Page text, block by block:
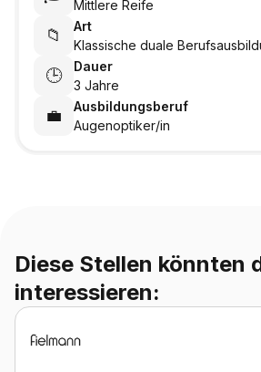
Mittlere Reife
📁
Art
Klassische duale
🕒
Dauer
3 Jahre
💼
Ausbildungsberuf
Augenoptiker/in
Diese Stellen könnten
interessieren: